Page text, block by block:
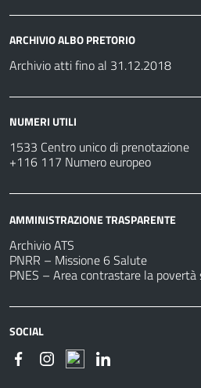
ARCHIVIO ALBO PRETORIO
Archivio atti fino al 31.12.2018
NUMERI UTILI
1533 Centro unico di prenotazione
+116 117 Numero europeo
AMMINISTRAZIONE TRASPARENTE
Archivio ATS
PNRR – Missione 6 Salute
PNES – Area contrastare la povertà
SOCIAL